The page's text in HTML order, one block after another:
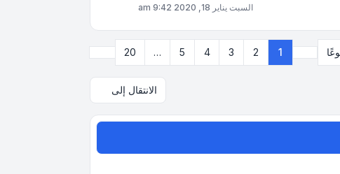
السبت يناير 18, 2020 9:42 am
صفحة1
20 1
2
3
4
5
…
20
الانتقال إلى